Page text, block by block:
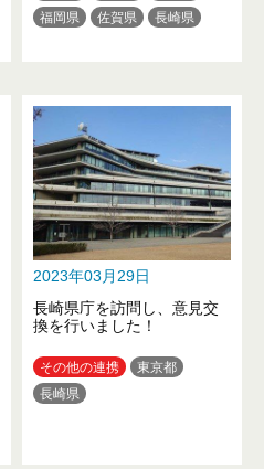
福岡県
佐賀県
長崎県
2023年03月29日
長崎県庁を訪問し、意見交
換を行いました！
その他の連携
東京都
長崎県